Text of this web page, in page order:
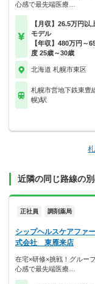
心感で最先端医療…
【月収】26.5万円以
モデル
【年収】480万円～
度 25歳～30歳
北海道 札幌市東区
札幌市営地下鉄東豊
幌)駅
近隣の同じ路線の
正社員 調剤薬局
シップヘルスケアファ
式会社 東雁来店
在宅×研修×挑戦！グルー
心感で最先端医療…